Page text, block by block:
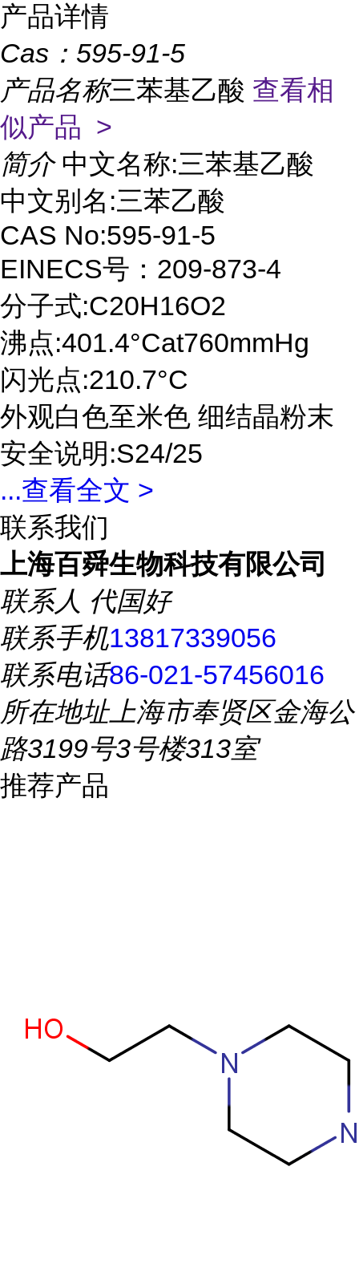
产品详情
Cas： 595-91-5
产品名称三苯基乙酸 查看相
似产品 >
简介 中文名称:三苯基乙酸
中文别名:三苯乙酸
CAS No:595-91-5
EINECS号：209-873-4
分子式:C20H16O2
沸点:401.4°Cat760mmHg
闪光点:210.7°C
外观白色至米色 细结晶粉末
安全说明:S24/25
...查看全文 >
联系我们
上海百舜生物科技有限公司
联系人 代国好
联系手机13817339056
联系电话86-021-57456016
所在地址上海市奉贤区金海公
路3199号3号楼313室
推荐产品